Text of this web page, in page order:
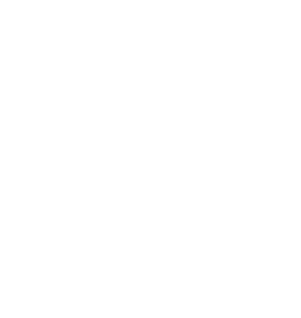
よね日清戦争の
とあると日進って
の時のシンという
ったんですねその
と言われていた